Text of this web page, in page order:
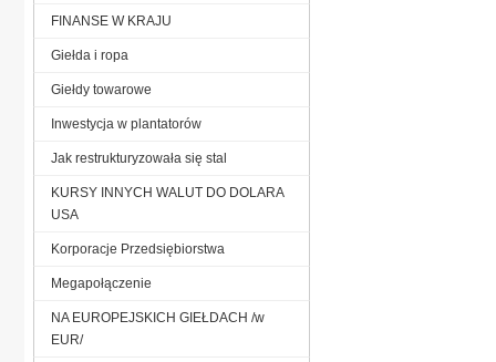
FINANSE W KRAJU
Giełda i ropa
Giełdy towarowe
Inwestycja w plantatorów
Jak restrukturyzowała się stal
KURSY INNYCH WALUT DO DOLARA
USA
Korporacje Przedsiębiorstwa
Megapołączenie
NA EUROPEJSKICH GIEŁDACH /w
EUR/